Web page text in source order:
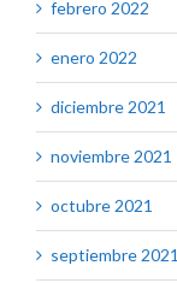
febrero 2022
enero 2022
diciembre 2021
noviembre 2021
octubre 2021
septiembre 2021